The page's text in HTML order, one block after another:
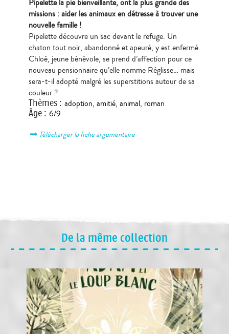
Pipelette la pie bienveillante, ont la plus grande des
missions : aider les animaux en détresse à trouver une
nouvelle famille !
Pipelette découvre un sac devant le refuge. Un
chaton tout noir, abandonné et apeuré, y est enfermé.
Chloé, jeune bénévole, se prend d’affection pour ce
nouveau pensionnaire qu’elle nomme Réglisse… mais
sera-t-il adopté malgré les superstitions autour de sa
couleur ?
Thèmes: adoption, amitié, animal, roman
Âge: 6/9
Télécharger la fiche argumentaire
De la même collection